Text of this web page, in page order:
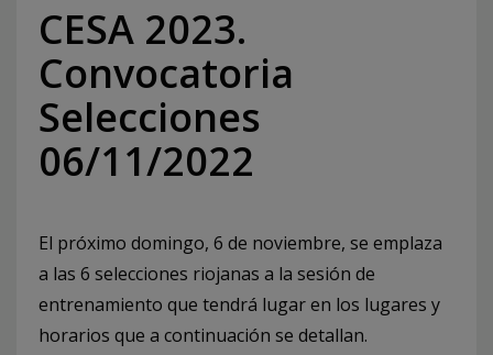
CESA 2023.
Convocatoria
Selecciones
06/11/2022
El próximo domingo, 6 de noviembre, se emplaza
a las 6 selecciones riojanas a la sesión de
entrenamiento que tendrá lugar en los lugares y
horarios que a continuación se detallan.